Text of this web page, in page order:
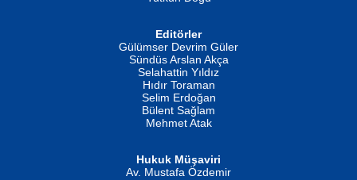
İSMAİL OKUTAN
Erkeklerin Kahrolması Ne Demektir
Evvel Zaman Tanrıçası...
Editörler
Gülümser Devrim Güler
Sündüs Arslan Akça
Selahattin Yıldız
Hıdır Toraman
Selim Erdoğan
Bülent Sağlam
Mehmet Atak
Hukuk Müşaviri
Av. Mustafa Özdemir